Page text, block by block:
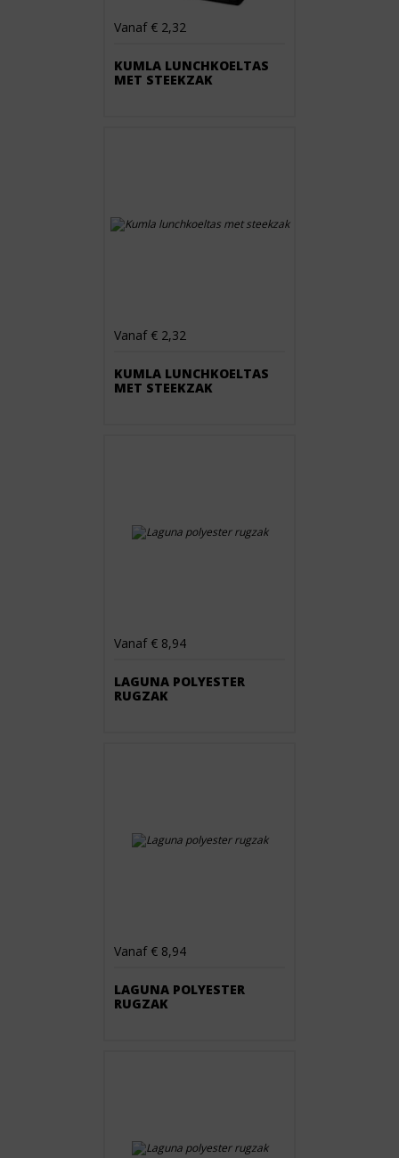
Vanaf € 2,32
KUMLA LUNCHKOELTAS
MET STEEKZAK
Vanaf € 2,32
KUMLA LUNCHKOELTAS
MET STEEKZAK
Vanaf € 8,94
LAGUNA POLYESTER
RUGZAK
Vanaf € 8,94
LAGUNA POLYESTER
RUGZAK